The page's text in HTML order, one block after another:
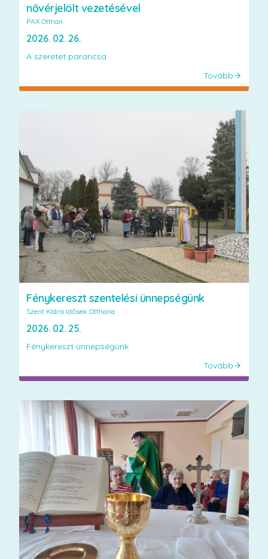
nővérjelölt vezetésével
PAX Otthon
2026. 02. 26.
A szeretet parancsa
Tovább
Fénykereszt szentelési ünnepségünk
Szent Klára Idősek Otthona
2026. 02. 25.
Fénykereszt ünnepségünk
Tovább